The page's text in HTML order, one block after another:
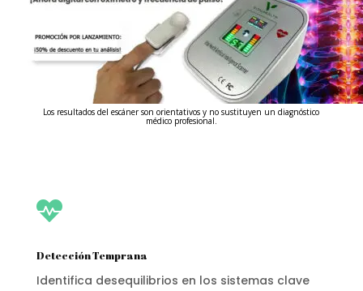
Los resultados del escáner son orientativos y no sustituyen un diagnóstico
médico profesional.

Detección Temprana
Identifica desequilibrios en los sistemas clave